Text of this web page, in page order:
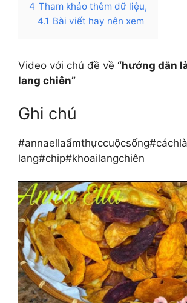
4 Tham khảo thêm dữ liệu,
4.1 Bài viết hay nên xem
Video với chủ đề về “hướng dẫn
lang chiên”
Ghi chú
lang#chip#khoailangchiên